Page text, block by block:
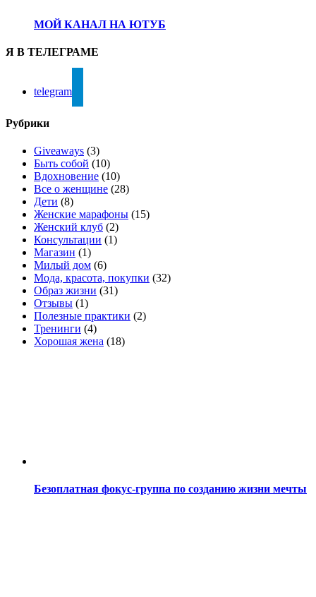
МОЙ КАНАЛ НА ЮТУБ
Я В ТЕЛЕГРАМЕ
telegram
Рубрики
Giveaways (3)
Быть собой (10)
Вдохновение (10)
Все о женщине (28)
Дети (8)
Женские марафоны (15)
Женский клуб (2)
Консультации (1)
Магазин (1)
Милый дом (6)
Мода, красота, покупки (32)
Образ жизни (31)
Отзывы (1)
Полезные практики (2)
Тренинги (4)
Хорошая жена (18)
Безоплатная фокус-группа по созданию жизни мечты